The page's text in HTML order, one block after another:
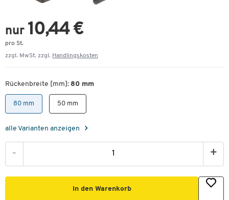
nur 10,44 €
pro St.
zzgl. MwSt. zzgl. Handlingskosten
Rückenbreite [mm]: 80 mm
80 mm 50 mm
alle Varianten anzeigen
- +
In den Warenkorb